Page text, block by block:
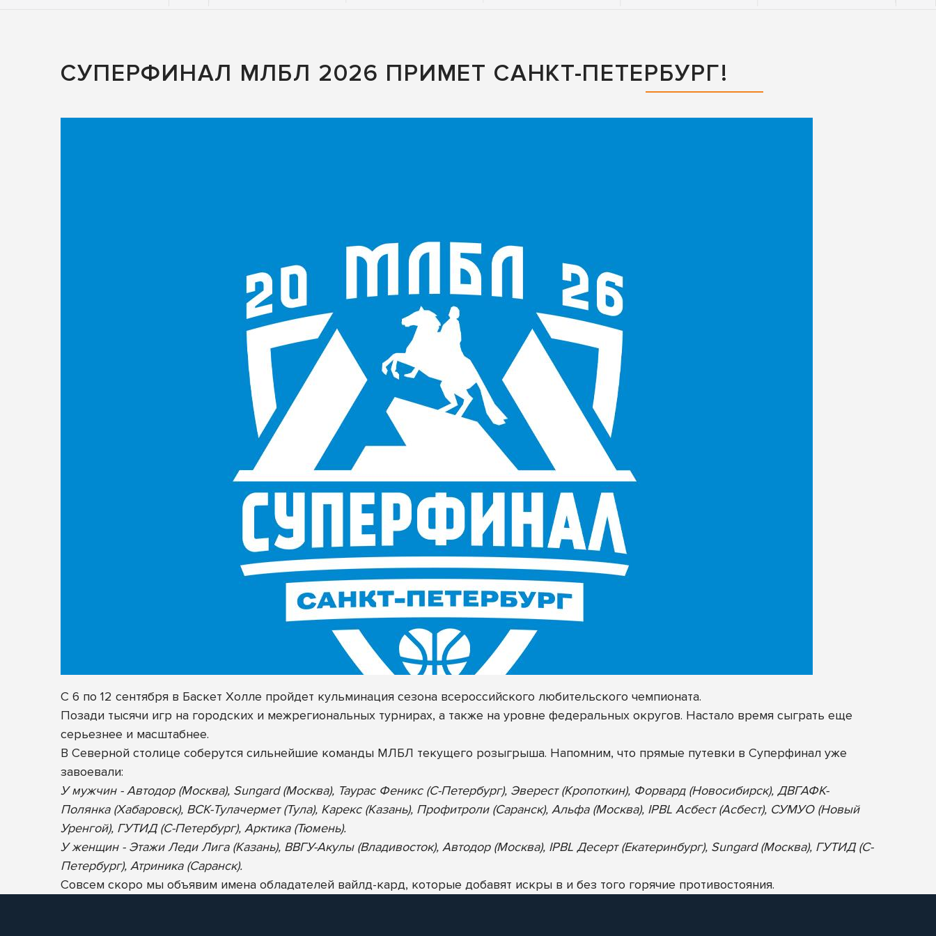
СУПЕРФИНАЛ МЛБЛ 2026 ПРИМЕТ САНКТ-ПЕТЕРБУРГ!
С 6 по 12 сентября в Баскет Холле пройдет кульминация сезона всероссийского любительского чемпионата.
Позади тысячи игр на городских и межрегиональных турнирах, а также на уровне федеральных округов. Настало время сыграть еще
серьезнее и масштабнее.
В Северной столице соберутся сильнейшие команды МЛБЛ текущего розыгрыша. Напомним, что прямые путевки в Суперфинал уже
завоевали:
У мужчин - Автодор (Москва), Sungard (Москва), Таурас Феникс (С-Петербург), Эверест (Кропоткин), Форвард (Новосибирск), ДВГАФК-
Полянка (Хабаровск), ВСК-Тулачермет (Тула), Карекс (Казань), Профитроли (Саранск), Альфа (Москва), IPBL Асбест (Асбест), СУМУО (Новый
Уренгой), ГУТИД (С-Петербург), Арктика (Тюмень).
У женщин - Этажи Леди Лига (Казань), ВВГУ-Акулы (Владивосток), Автодор (Москва), IPBL Десерт (Екатеринбург), Sungard (Москва), ГУТИД (С-
Петербург), Атриника (Саранск).
Совсем скоро мы объявим имена обладателей вайлд-кард, которые добавят искры в и без того горячие противостояния.